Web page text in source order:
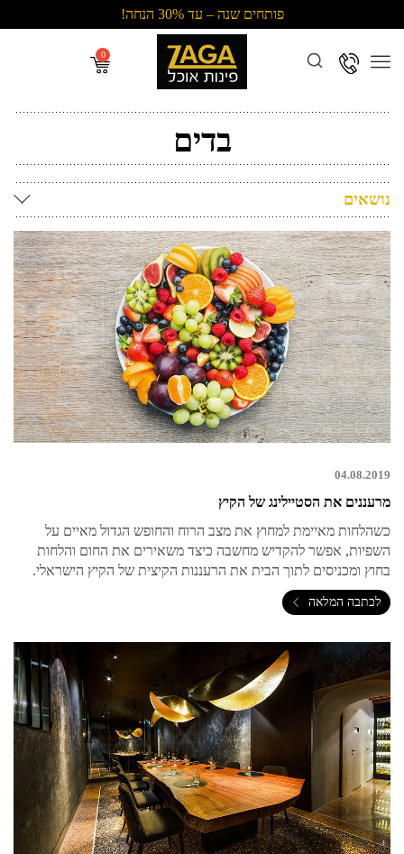
פותחים שנה – עד 30% הנחה!
Menu
בדים
04.08.2019
מרעננים את הסטיילינג של הקיץ
כשהלחות מאיימת למחוץ את מצב הרוח והחופש הגדול מאיים על
השפיות, אפשר להקדיש מחשבה כיצד משאירים את החום והלחות
בחוץ ומכניסים לתוך הבית את הרעננות הקיצית של הקיץ הישראלי.
לכתבה המלאה
נושאים